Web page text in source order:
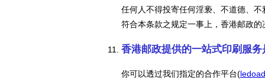
任何人不得投寄任何淫亵、不道德、
符合本条款之规定一事上，香港邮政的
香港邮政提供的一站式印刷服务
你可以透过我们指定的合作平台(